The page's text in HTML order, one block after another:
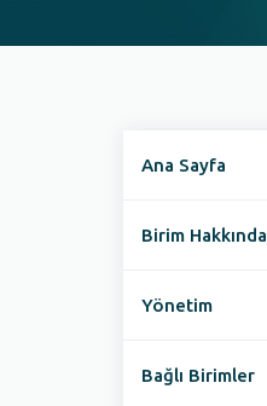
Ana Sayfa
Birim Hakkında
Yönetim
Bağlı Birimler